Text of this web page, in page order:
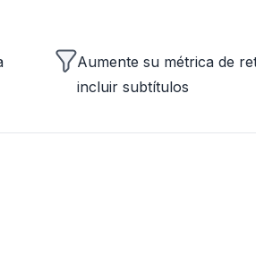
Aumente su métrica de
incluir subtítulos